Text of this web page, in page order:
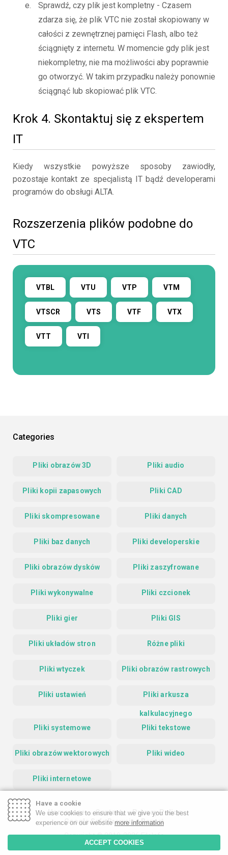
Sprawdź, czy plik jest kompletny - Czasem
zdarza się, że plik VTC nie został skopiowany w
całości z zewnętrznej pamięci Flash, albo też
ściągnięty z internetu. W momencie gdy plik jest
niekompletny, nie ma możliwości aby poprawnie
go otworzyć. W takim przypadku należy ponownie
ściągnąć lub skopiować plik VTC.
Krok 4. Skontaktuj się z ekspertem
IT
Kiedy wszystkie powyższe sposoby zawiodły,
pozostaje kontakt ze specjalistą IT bądź developerami
programów do obsługi ALTA.
Rozszerzenia plików podobne do
VTC
VTBL VTU VTP VTM
VTSCR VTS VTF VTX
VTT VTI
Categories
Pliki obrazów 3D Pliki audio
Pliki kopii zapasowych Pliki CAD
Pliki skompresowane Pliki danych
Pliki baz danych Pliki developerskie
Pliki obrazów dysków Pliki zaszyfrowane
Pliki wykonywalne Pliki czcionek
Pliki gier Pliki GIS
Pliki układów stron Różne pliki
Pliki wtyczek Pliki obrazów rastrowych
Pliki ustawień Pliki arkusza
kalkulacyjnego
Pliki systemowe
Pliki tekstowe
Pliki obrazów wektorowych Pliki wideo
Pliki internetowe
Homepage Contact
Privacy Policy
Google Safe Browsing Report
Copyright © 2019-2026 FileInfo
Have a cookie
We use cookies to ensure that we give you the best
experience on our website more information
ACCEPT COOKIES